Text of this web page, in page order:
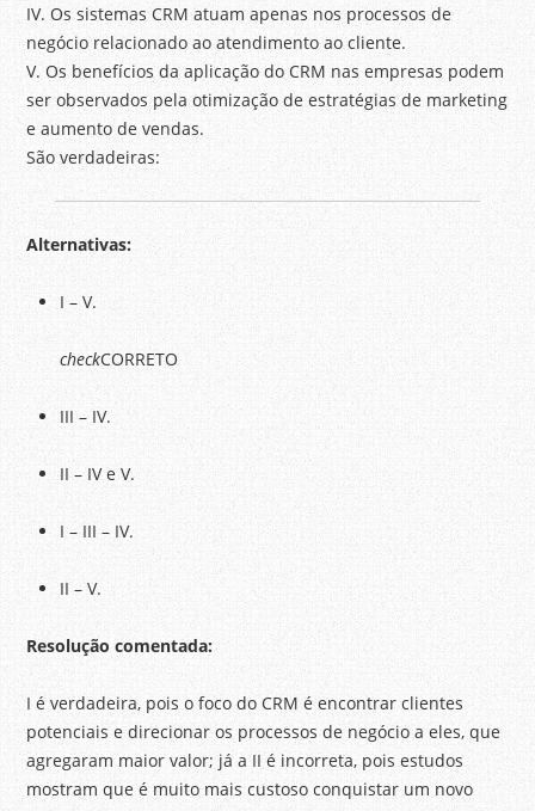
IV. Os sistemas CRM atuam apenas nos processos de
negócio relacionado ao atendimento ao cliente.
V. Os benefícios da aplicação do CRM nas empresas podem
ser observados pela otimização de estratégias de marketing
e aumento de vendas.
São verdadeiras:
Alternativas:
I – V.
checkCORRETO
III – IV.
II – IV e V.
I – III – IV.
II – V.
Resolução comentada:
I é verdadeira, pois o foco do CRM é encontrar clientes
potenciais e direcionar os processos de negócio a eles, que
agregaram maior valor; já a II é incorreta, pois estudos
mostram que é muito mais custoso conquistar um novo